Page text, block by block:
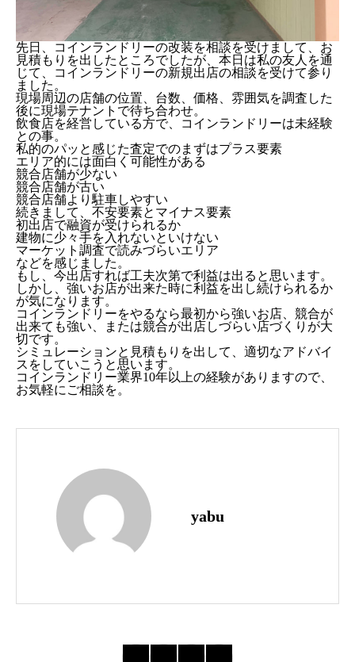
先日、コインランドリーの改装を相談を受けまして、お
見積もりを出したところでしたが、本日は私の友人を通
じて、コインランドリーの新規出店の相談を受けて参り
ました。
現場周辺の店舗の位置、台数、価格、雰囲気を調査した
後に現場テナントで待ち合わせ。
飲食店を経営している方で、コインランドリーは未経験
との事。
私的のパッと感じた査定でのまずはプラス要素
エリア的には面白く可能性がある
競合店舗が少ない
競合店舗が古い
競合店舗より駐車しやすい
続きまして、不安要素とマイナス要素
初出店で融資が受けられるか
建物に少々手を入れないといけない
マーケット調査で読みづらいエリア
などを感じました。
もし、今出店すれば工夫次第で利益は出ると思います。
しかし、強いお店が出来た時に利益を出し続けられるか
が気になります。
コインランドリーをやるなら最初から強いお店、競合が
出来ても強い、または競合が出店しづらい店づくりが大
切です。
シミュレーションと見積もりを出して、適切なアドバイ
スをしていこうと思います。
コインランドリー業界10年以上の経験がありますので、
お気軽にご相談を。
yabu